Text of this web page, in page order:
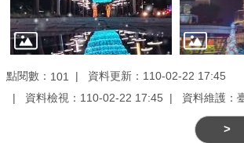
廊
帶
介
紹
影
點閱數： 101
資料更新：110-02-22 17:45
資料檢視：110-02-22 17:45
資料維護：